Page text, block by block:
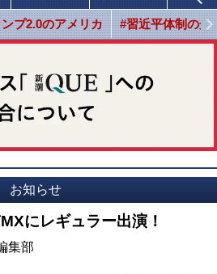
プ2.0のアメリカ #習近平体制の光
お知らせ
にレギュラー出演！
集部